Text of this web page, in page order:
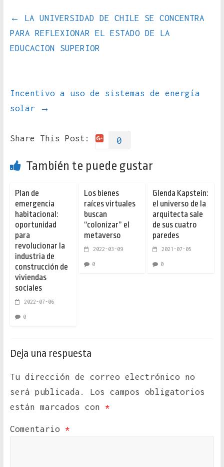
←
LA UNIVERSIDAD DE CHILE SE CONCENTRA
PARA REFLEXIONAR EL ESTADO DE LA
EDUCACION SUPERIOR
Incentivo a uso de sistemas de energía
solar
→
Share This Post: 0
También te puede gustar
Plan de
emergencia
habitacional:
oportunidad
para
revolucionar la
industria de
construcción de
viviendas
sociales
2022-07-06
0
Los bienes
raíces virtuales
buscan
“colonizar” el
metaverso
2022-03-09
0
Glenda Kapstein:
el universo de la
arquitecta sale
de sus cuatro
paredes
2021-07-05
0
Deja una respuesta
Tu dirección de correo electrónico no
será publicada.
Los campos obligatorios
están marcados con *
Comentario *